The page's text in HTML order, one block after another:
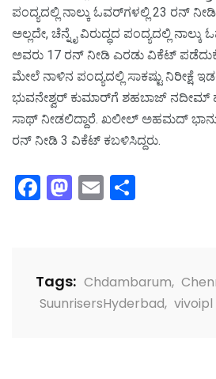
ಪಂದ್ಯದಲ್ಲಿ ನಾಲ್ಕು ಓವರ್‌ಗಳಲ್ಲಿ 23 ರನ್‌
ಅಲ್ಲದೇ, ಚೆನ್ನೈ ವಿರುದ್ಧದ ಪಂದ್ಯದಲ್ಲಿ
ಅವರು 17 ರನ್‌ ನೀಡಿ ಎರಡು ವಿಕೆಟ್‌
ಮೇಲೆ ನಾಳಿನ ಪಂದ್ಯದಲ್ಲಿ ಸಾಕಷ್ಟು ನಿರೀಕ್ಷೆ
ಭುವನೇಶ್ವರ್‌ ಕುಮಾರ್‌ಗೆ ಶಹಬಾಜ್‌
ಸಾಥ್‌ ನೀಡಲಿದ್ದಾರೆ. ಖಲೀಲ್‌ ಅಹಮದ್‌
ರನ್‌ ನೀಡಿ 3 ವಿಕೆಟ್‌ ಕಬಳಿಸಿದ್ದರು.
Facebook
Mastodon
Email
Tags: Chdambarum,
SuunrisersHyderbad, vivoipl